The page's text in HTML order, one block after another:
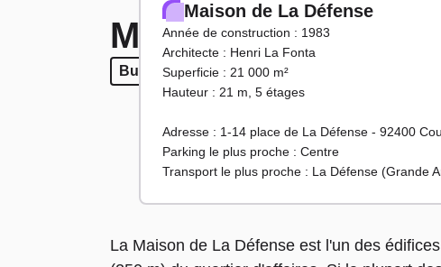
Maison de La
BureauxBureaux
Maison de La Défense
Année de construction : 1983
Architecte : Henri La Fonta
Superficie : 21 000 m²
Hauteur : 21 m, 5 étages
Adresse : 1-14 place de La Défense - 92400
Parking le plus proche : Centre
Transport le plus proche : La Défense (Grande
La Maison de La Défense est l'un des